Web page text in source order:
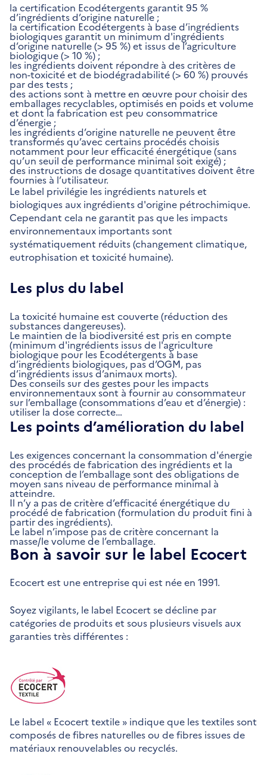
​​​​​​​la certification Ecodétergents garantit 95 %
d’ingrédients d’origine naturelle ;
la certification Ecodétergents à base d’ingrédients
biologiques garantit un minimum d'ingrédients
d’origine naturelle (> 95 %) et issus de l’agriculture
biologique (> 10 %) ;
les ingrédients doivent répondre à des critères de
non-toxicité et de biodégradabilité (> 60 %) prouvés
par des tests ;
des actions sont à mettre en œuvre pour choisir des
emballages recyclables, optimisés en poids et volume
et dont la fabrication est peu consommatrice
d’énergie ;
les ingrédients d’origine naturelle ne peuvent être
transformés qu’avec certains procédés choisis
notamment pour leur efficacité énergétique (sans
qu’un seuil de performance minimal soit exigé) ;
des instructions de dosage quantitatives doivent être
fournies à l’utilisateur.
Le label privilégie les ingrédients naturels et
biologiques aux ingrédients d'origine pétrochimique.
Cependant cela ne garantit pas que les impacts
environnementaux importants sont
systématiquement réduits (changement climatique,
eutrophisation et toxicité humaine).
Les plus du label
La toxicité humaine est couverte (réduction des
substances dangereuses).
Le maintien de la biodiversité est pris en compte
(minimum d'ingrédients issus de l'agriculture
biologique pour les Ecodétergents à base
d’ingrédients biologiques, pas d’OGM, pas
d’ingrédients issus d’animaux morts).
Des conseils sur des gestes pour les impacts
environnementaux sont à fournir au consommateur
sur l’emballage (consommations d’eau et d’énergie) :
utiliser la dose correcte…
Les points d’amélioration du label
Les exigences concernant la consommation d'énergie
des procédés de fabrication des ingrédients et la
conception de l’emballage sont des obligations de
moyen sans niveau de performance minimal à
atteindre.
Il n’y a pas de critère d’efficacité énergétique du
procédé de fabrication (formulation du produit fini à
partir des ingrédients).
Le label n’impose pas de critère concernant la
masse/le volume de l’emballage.
Bon à savoir sur le label Ecocert
Ecocert est une entreprise qui est née en 1991.
Soyez vigilants, le label Ecocert se décline par
catégories de produits et sous plusieurs visuels aux
garanties très différentes :
Le label « Ecocert textile » indique que les textiles sont
composés de fibres naturelles ou de fibres issues de
matériaux renouvelables ou recyclés.